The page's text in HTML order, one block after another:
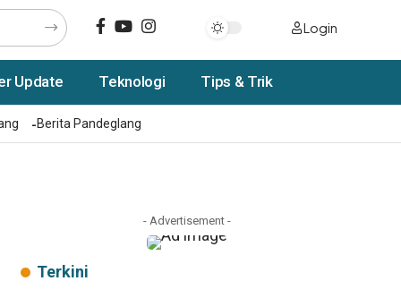
Login
Update Teknologi Tips & Trik
Berita Pandeglang
- Advertisement -
Terkini